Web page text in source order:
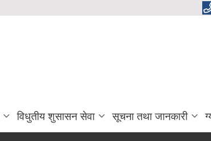
विधुतीय शुसासन सेवा सूचना तथा जानकारी